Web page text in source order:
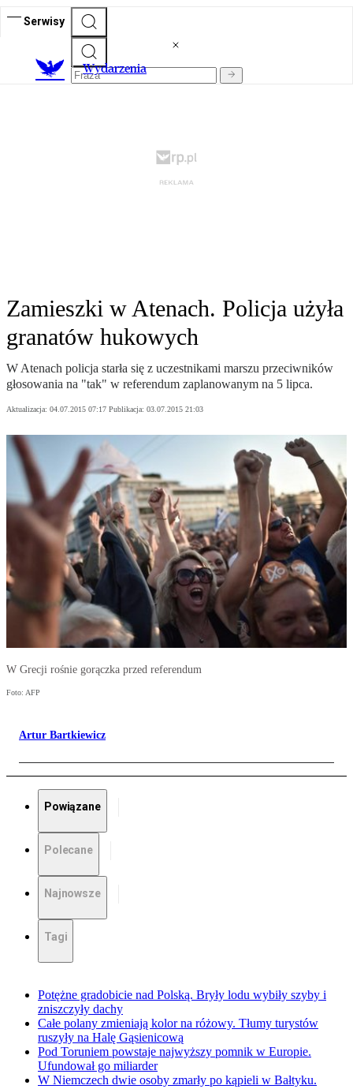
Serwisy
Wydarzenia
Zamieszki w Atenach. Policja użyła
granatów hukowych
W Atenach policja starła się z uczestnikami marszu przeciwników
głosowania na "tak" w referendum zaplanowanym na 5 lipca.
Aktualizacja: 04.07.2015 07:17 Publikacja: 03.07.2015 21:03
W Grecji rośnie gorączka przed referendum
Foto: AFP
Artur Bartkiewicz
Powiązane
Polecane
Najnowsze
Tagi
Potężne gradobicie nad Polską. Bryły lodu wybiły szyby i
zniszczyły dachy
Całe polany zmieniają kolor na różowy. Tłumy turystów
ruszyły na Halę Gąsienicową
Pod Toruniem powstaje najwyższy pomnik w Europie.
Ufundował go miliarder
W Niemczech dwie osoby zmarły po kąpieli w Bałtyku.